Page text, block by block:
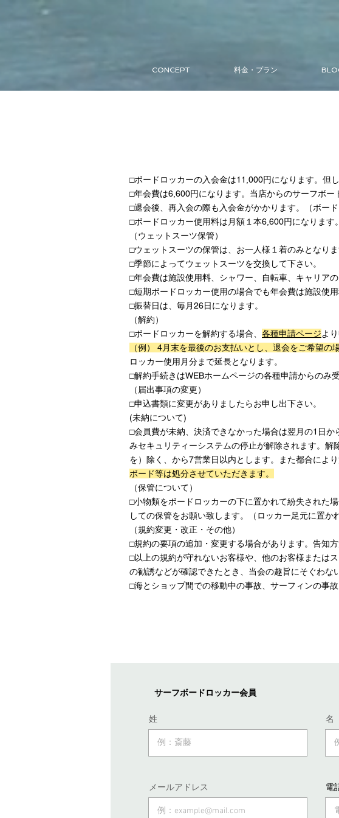
CONCEPT 料金・プラン
□ボードロッカーの入会金は11,000円になります。但
□年会費は6,600円になります。当店からのサーフボー
□退会後、再入会の際も入会金がかかります。（ボード
□ボードロッカー使用料は月額１本6,600円になります
（ウェットスーツ保管）
□ウェットスーツの保管は、お一人様１着のみとなりま
□季節によってウェットスーツを交換して下さい。
□年会費は施設使用料、シャワー、自転車、キャリア
□短期ボードロッカー使用の場合でも年会費は施設使用
□振替日は、毎月26日になります。
（解約）
□ボードロッカーを解約する場合、 各種申請ページよ
（例） 4月末を最後のお支払いとし、退会をご希望の
ロッカー使用月分まで延長となります。
□解約手続きはWEBホームページの各種申請からのみ
（届出事項の変更）
□申込書類に変更がありましたらお申し出下さい。
(未納について)
□会員費が未納、決済できなかった場合は翌月の1日か
みセキュリティーシステムの停止が解除されます。
を）除く、から7営業日以内とします。また都合によ
ボード等は処分させていただきます。
（保管について）
□小物類をボードロッカーの下に置かれて紛失された
しての保管をお願い致します。（ロッカー足元に置か
（規約変更・改正・その他）
□規約の要項の追加・変更する場合があります。告知
□以上の規約が守れないお客様や、他のお客様または
の勧誘などが確認できたとき、当会の趣旨にそぐわな
□海とショップ間での移動中の事故、サーフィンの事
​サーフボードロッカー会員
姓 名
メールアドレス 電